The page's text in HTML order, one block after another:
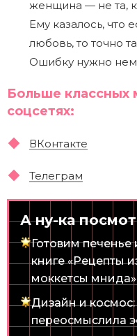
женщина — не та,
Ему казалось, что
любовь, то точно
Ошибку нужно
Больше классных
соцсетях:
ВКонтакте
Телеграм
А ну-ка
Готовим печенье
книге «Рецепты
моккетсы мнида»
Дизайн и
переосмыслила